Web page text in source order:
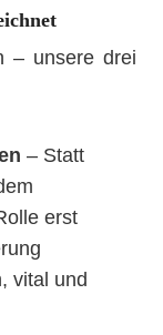
– unsere drei
– Statt
erst
vital und